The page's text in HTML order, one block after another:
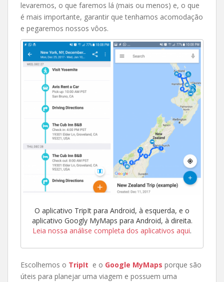
levaremos, o que faremos lá (mais ou menos) e, o que
é mais importante, garantir que tenhamos acomodação
e pegaremos nossos vôos.
O aplicativo TripIt para Android, à esquerda, e o
aplicativo Googly MyMaps para Android, à direita.
Leia nossa análise completa dos aplicativos aqui.
Escolhemos o TripIt e o Google MyMaps porque são
úteis para planejar uma viagem e possuem uma